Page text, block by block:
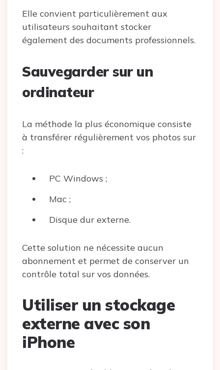
Elle convient particulièrement aux
utilisateurs souhaitant stocker
également des documents professionnels.
Sauvegarder sur un
ordinateur
La méthode la plus économique consiste
à transférer régulièrement vos photos sur
:
PC Windows ;
Mac ;
Disque dur externe.
Cette solution ne nécessite aucun
abonnement et permet de conserver un
contrôle total sur vos données.
Utiliser un stockage
externe avec son
iPhone